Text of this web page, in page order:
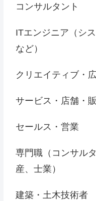
コンサルタント
ITエンジニア（シ
など）
クリエイティブ・
サービス・店舗・
セールス・営業
専門職（コンサル
産、士業）
建築・土木技術者